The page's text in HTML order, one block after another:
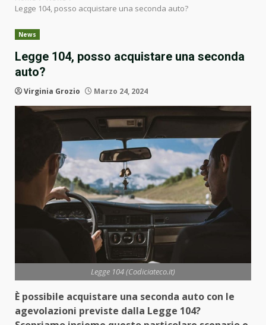
Legge 104, posso acquistare una seconda auto?
News
Legge 104, posso acquistare una seconda
auto?
Virginia Grozio Marzo 24, 2024
Legge 104 (Codiciateco.it)
È possibile acquistare una seconda auto con le
agevolazioni previste dalla Legge 104?